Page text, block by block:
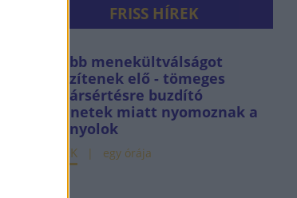
FRISS HÍREK
Újabb menekültválságot
készítenek elő - tömeges
határsértésre buzdító
üzenetek miatt nyomoznak a
spanyolok
HÍREK egy órája